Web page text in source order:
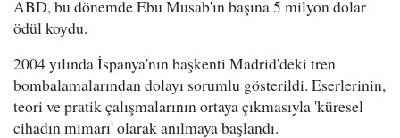
ABD, bu dönemde Ebu Musab'ın başına 5 milyon dolar
ödül koydu.
2004 yılında İspanya'nın başkenti Madrid'deki tren
bombalamalarından dolayı sorumlu gösterildi. Eserlerinin,
teori ve pratik çalışmalarının ortaya çıkmasıyla 'küresel
cihadın mimarı' olarak anılmaya başlandı.